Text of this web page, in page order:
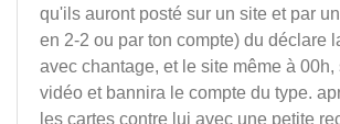
qu'ils auront posté sur un site et par
en 2-2 ou par ton compte) du déclare
avec chantage, et le site même à 00h,
vidéo et bannira le compte du type.
les cartes contre lui avec une petite